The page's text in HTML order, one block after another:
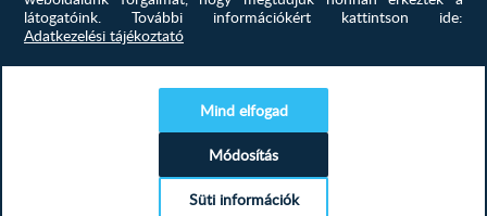
Deante BQA_044P Egykaros csaptelep...
látogatóink.
További információkért kattintson ide:
Adatkezelési tájékoztató
Mind elfogad
Módosítás
Süti információk